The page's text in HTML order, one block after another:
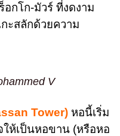
กโก-มัวร์ ที่งดงาม
ะสลักด้วยความ
V
Tower) หอนี้เริ่ม
ให้เป็นหอขาน (หรือหอ